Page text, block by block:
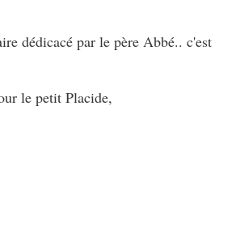
dédicacé par le père Abbé.. c'est
le petit Placide,